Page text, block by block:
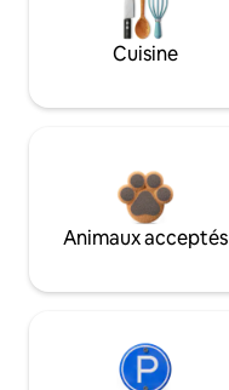
Cuisine
Animaux acceptés